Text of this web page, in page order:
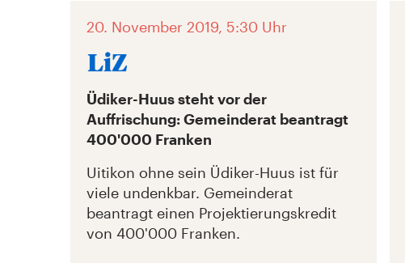
20. November 2019, 5:30 Uhr
Üdiker-Huus steht vor der
Auffrischung: Gemeinderat beantragt
400'000 Franken
Uitikon ohne sein Üdiker-Huus ist für
viele undenkbar. Gemeinderat
beantragt einen Projektierungskredit
von 400'000 Franken.